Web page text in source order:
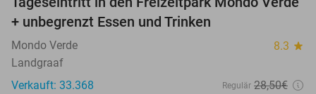
25%
+ unbegrenzt Essen und Trinken
Mondo Verde 8.3 star
Landgraaf
Verkauft: 33.368
Regulär 28,50€